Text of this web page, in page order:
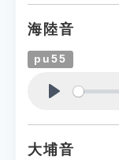
海陸音
pu55
大埔音